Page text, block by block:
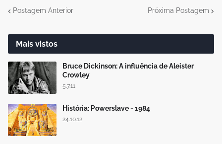
Postagem Anterior Próxima Postagem
Mais vistos
Bruce Dickinson: A influência de Aleister
Crowley
5.7.11
História: Powerslave - 1984
24.10.12